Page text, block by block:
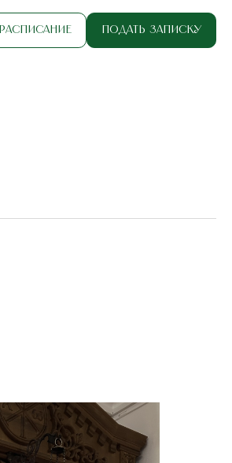
Расписание Подать записку